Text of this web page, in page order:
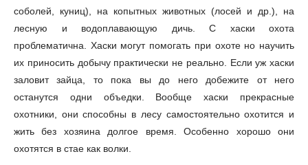
соболей, куниц), на копытных животных (лосей и др.), на
лесную и водоплавающую дичь. С хаски охота
проблематична. Хаски могут помогать при охоте но научить
их приносить добычу практически не реально. Если уж хаски
заловит зайца, то пока вы до него добежите от него
останутся одни объедки. Вообще хаски прекрасные
охотники, они способны в лесу самостоятельно охотится и
жить без хозяина долгое время. Особенно хорошо они
охотятся в стае как волки.